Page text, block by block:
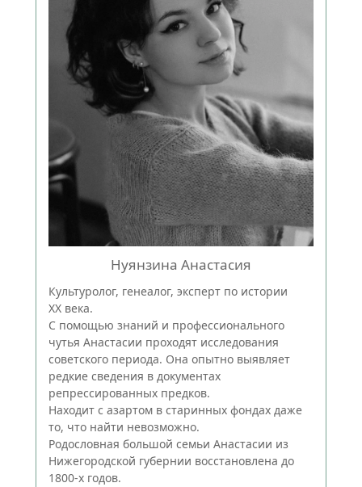
Нуянзина Анастасия
Культуролог, генеалог, эксперт по истории
XX века.
С помощью знаний и профессионального
чутья Анастасии проходят исследования
советского периода. Она опытно выявляет
редкие сведения в документах
репрессированных предков.
Находит с азартом в старинных фондах даже
то, что найти невозможно.
Родословная большой семьи Анастасии из
Нижегородской губернии восстановлена до
1800-х годов.